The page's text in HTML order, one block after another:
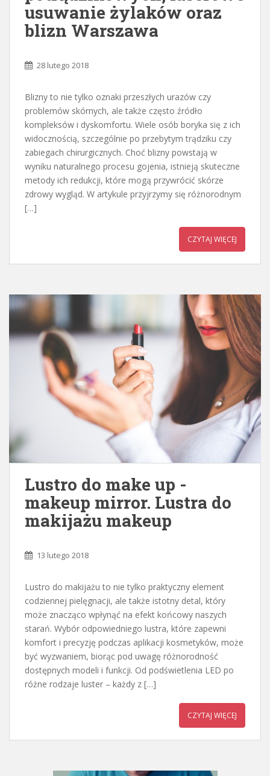
usuwanie żylaków oraz
blizn Warszawa
28 lutego 2018
Blizny to nie tylko oznaki przeszłych urazów czy
problemów skórnych, ale także często źródło
kompleksów i dyskomfortu. Wiele osób boryka się z ich
widocznością, szczególnie po przebytym trądziku czy
zabiegach chirurgicznych. Choć blizny powstają w
wyniku naturalnego procesu gojenia, istnieją skuteczne
metody ich redukcji, które mogą przywrócić skórze
zdrowy wygląd. W artykule przyjrzymy się różnorodnym
[…]
CZYTAJ WIĘCEJ
Lustro do make up -
makeup mirror. Lustra do
makijażu makeup
13 lutego 2018
Lustro do makijażu to nie tylko praktyczny element
codziennej pielęgnacji, ale także istotny detal, który
może znacząco wpłynąć na efekt końcowy naszych
starań. Wybór odpowiedniego lustra, które zapewni
komfort i precyzję podczas aplikacji kosmetyków, może
być wyzwaniem, biorąc pod uwagę różnorodność
dostępnych modeli i funkcji. Od podświetlenia LED po
różne rodzaje luster – każdy z […]
CZYTAJ WIĘCEJ